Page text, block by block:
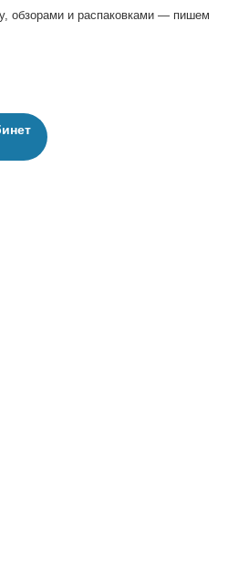
обзорами и распаковками — пишем